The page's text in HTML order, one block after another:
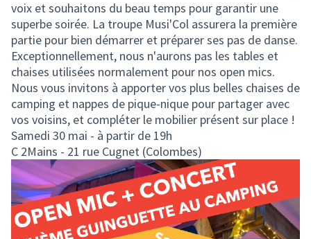
voix et souhaitons du beau temps pour garantir une
superbe soirée. La troupe Musi'Col assurera la première
partie pour bien démarrer et préparer ses pas de danse.
Exceptionnellement, nous n'aurons pas les tables et
chaises utilisées normalement pour nos open mics.
Nous vous invitons à apporter vos plus belles chaises de
camping et nappes de pique-nique pour partager avec
vos voisins, et compléter le mobilier présent sur place !
Samedi 30 mai - à partir de 19h
C 2Mains - 21 rue Cugnet (Colombes)